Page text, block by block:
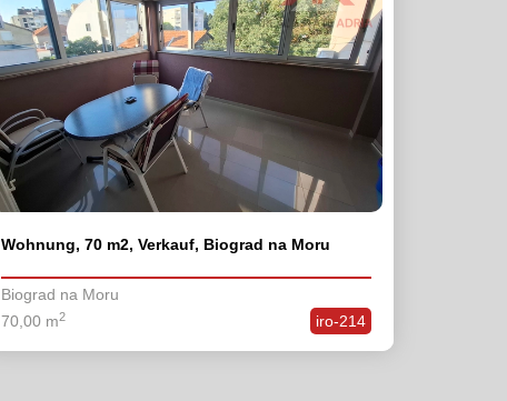
Wohnung, 70 m2, Verkauf, Biograd na Moru
Biograd na Moru
iro-214
70,00 m2